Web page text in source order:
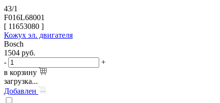
43/1
F016L68001
[ 11653080 ]
Кожух эл. двигателя
Bosch
1504 руб.
-
+
в корзину
загрузка...
Добавлен